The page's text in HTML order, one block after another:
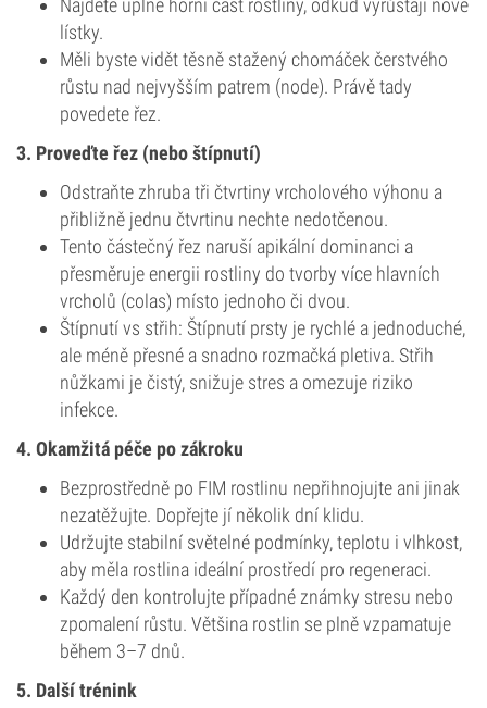
Najděte úplně horní část rostliny, odkud vyrůstají nové
lístky.
Měli byste vidět těsně stažený chomáček čerstvého
růstu nad nejvyšším patrem (node). Právě tady
povedete řez.
3. Proveďte řez (nebo štípnutí)
Odstraňte zhruba tři čtvrtiny vrcholového výhonu a
přibližně jednu čtvrtinu nechte nedotčenou.
Tento částečný řez naruší apikální dominanci a
přesměruje energii rostliny do tvorby více hlavních
vrcholů (colas) místo jednoho či dvou.
Štípnutí vs střih: Štípnutí prsty je rychlé a jednoduché,
ale méně přesné a snadno rozmačká pletiva. Střih
nůžkami je čistý, snižuje stres a omezuje riziko
infekce.
4. Okamžitá péče po zákroku
Bezprostředně po FIM rostlinu nepřihnojujte ani jinak
nezatěžujte. Dopřejte jí několik dní klidu.
Udržujte stabilní světelné podmínky, teplotu i vlhkost,
aby měla rostlina ideální prostředí pro regeneraci.
Každý den kontrolujte případné známky stresu nebo
zpomalení růstu. Většina rostlin se plně vzpamatuje
během 3–7 dnů.
5. Další trénink